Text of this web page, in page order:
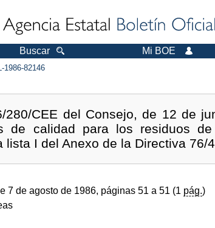
Buscar Mi BOE
1986-82146
280/CEE del Consejo, de 12 de
calidad para los residuos de
I del Anexo de la Directiva 76/
7 de agosto de 1986, páginas 51 a 51 (1 pág.)